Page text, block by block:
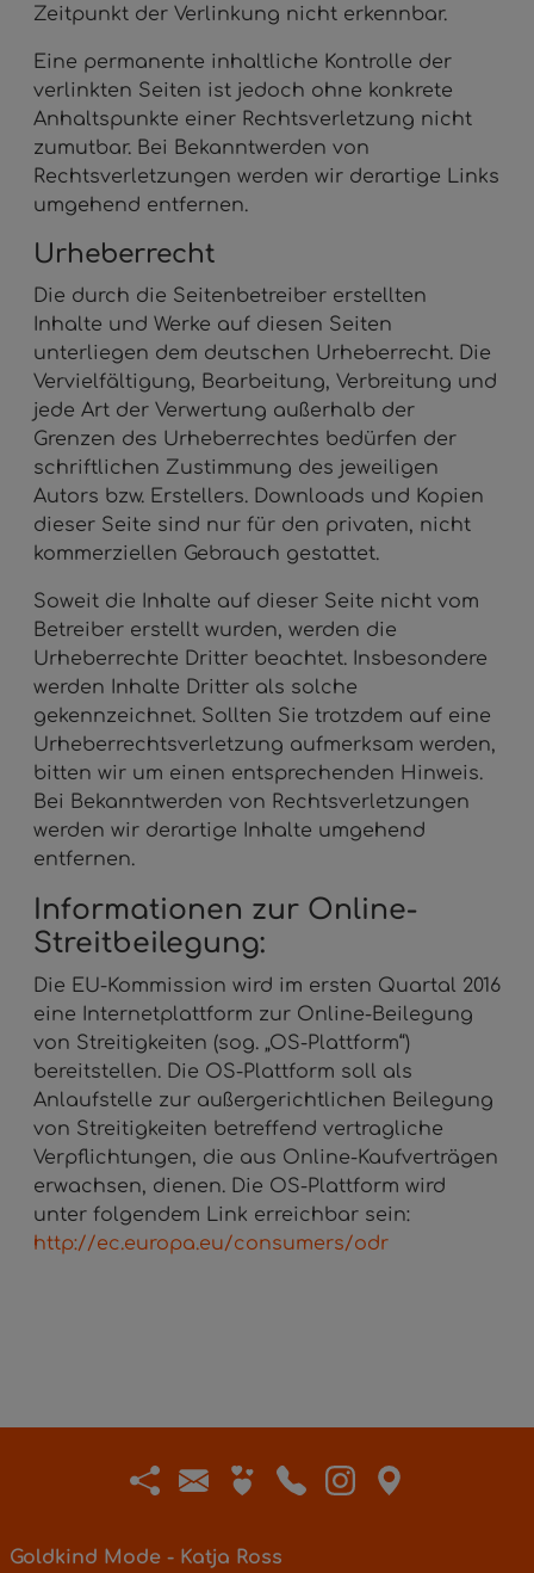
Zeitpunkt der Verlinkung nicht erkennbar.
Eine permanente inhaltliche Kontrolle der
verlinkten Seiten ist jedoch ohne konkrete
Anhaltspunkte einer Rechtsverletzung nicht
zumutbar. Bei Bekanntwerden von
Rechtsverletzungen werden wir derartige Links
umgehend entfernen.
Urheberrecht
Die durch die Seitenbetreiber erstellten
Inhalte und Werke auf diesen Seiten
unterliegen dem deutschen Urheberrecht. Die
Vervielfältigung, Bearbeitung, Verbreitung und
jede Art der Verwertung außerhalb der
Grenzen des Urheberrechtes bedürfen der
schriftlichen Zustimmung des jeweiligen
Autors bzw. Erstellers. Downloads und Kopien
dieser Seite sind nur für den privaten, nicht
kommerziellen Gebrauch gestattet.
Soweit die Inhalte auf dieser Seite nicht vom
Betreiber erstellt wurden, werden die
Urheberrechte Dritter beachtet. Insbesondere
werden Inhalte Dritter als solche
gekennzeichnet. Sollten Sie trotzdem auf eine
Urheberrechtsverletzung aufmerksam werden,
bitten wir um einen entsprechenden Hinweis.
Bei Bekanntwerden von Rechtsverletzungen
werden wir derartige Inhalte umgehend
entfernen.
Informationen zur Online-
Streitbeilegung:
Die EU-Kommission wird im ersten Quartal 2016
eine Internetplattform zur Online-Beilegung
von Streitigkeiten (sog. „OS-Plattform“)
bereitstellen. Die OS-Plattform soll als
Anlaufstelle zur außergerichtlichen Beilegung
von Streitigkeiten betreffend vertragliche
Verpflichtungen, die aus Online-Kaufverträgen
erwachsen, dienen. Die OS-Plattform wird
unter folgendem Link erreichbar sein:
http://ec.europa.eu/consumers/odr
Goldkind Mode - Katja Ross